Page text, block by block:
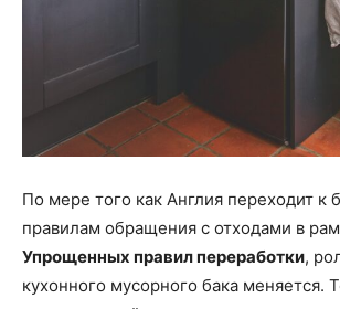
По мере того как Англия переходит к
правилам обращения с отходами в
Упрощенных правил переработки,
кухонного мусорного бака меняется.